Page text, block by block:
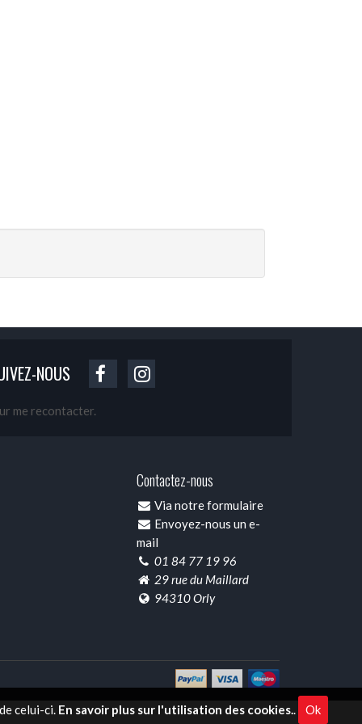
celui-ci. En savoir plus sur l'utilisation des cookies.. Ok
NOUS
me recontacter.
Contactez-nous
Via notre formulaire
Envoyez-nous un e-
mail
01 84 77 19 96
29 rue du Maillard
94310 Orly